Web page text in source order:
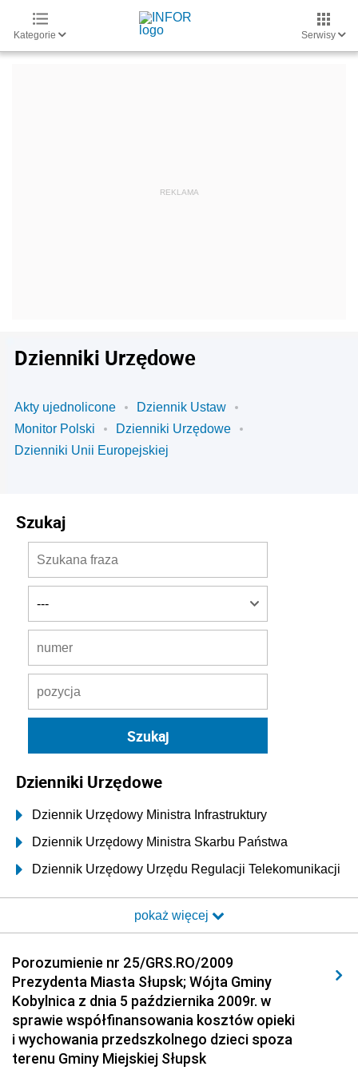
Kategorie Serwisy
Dzienniki Urzędowe
Akty ujednolicone
Dziennik Ustaw
Monitor Polski
Dzienniki Urzędowe
Dzienniki Unii Europejskiej
Szukaj
Dzienniki Urzędowe
Dziennik Urzędowy Ministra Infrastruktury
Dziennik Urzędowy Ministra Skarbu Państwa
Dziennik Urzędowy Urzędu Regulacji Telekomunikacji
Dziennik Urzędowy Ministra Transportu i Budownictwa
Elektronicznej
Dziennik Urzędowy Ministra Spraw Wewnętrznych i
Administracji
Dziennik Urzędowy Ministra Transportu
Dziennik Urzędowy Ministra Budownictwa
pokaż więcej
Porozumienie nr 25/GRS.RO/2009
Prezydenta Miasta Słupsk; Wójta Gminy
Kobylnica z dnia 5 października 2009r. w
sprawie współfinansowania kosztów opieki
i wychowania przedszkolnego dzieci spoza
terenu Gminy Miejskiej Słupsk